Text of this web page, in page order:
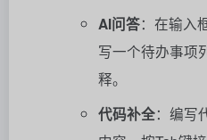
AI问答：在输入
写一个待办事项
释。
代码补全：编写